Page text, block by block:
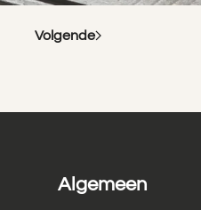
Volgende
Algemeen